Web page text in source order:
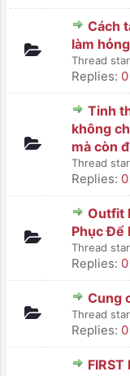
Cách
làm
Thread
Replies: 0
Tinh
không
mà còn
Thread
Replies: 0
Outfit
Phục Để
Thread
Replies: 0
Cung
Thread
Replies: 0
FIRST